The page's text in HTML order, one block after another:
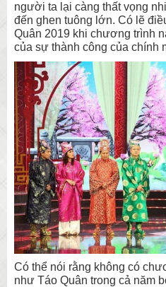
người ta lại càng thất vọng
đến ghen tuông lớn. Có lẽ
Quân 2019 khi chương trình
của sự thành công của chính
Có thể nói rằng không có
như Táo Quân trong cả năm